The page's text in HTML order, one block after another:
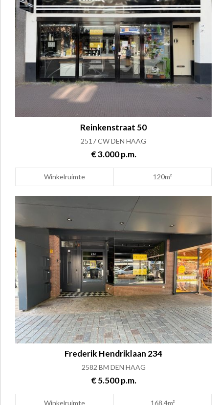
Reinkenstraat 50
2517 CW DEN HAAG
€ 3.000 p.m.
Winkelruimte 120m²
Frederik Hendriklaan 234
2582 BM DEN HAAG
€ 5.500 p.m.
Winkelruimte 168.4m²